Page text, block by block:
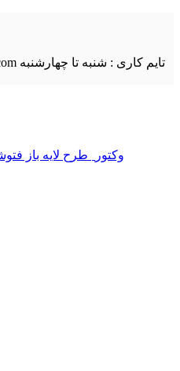
تایم کاری : شنبه تا چهارشنبه
وکتور طرح لایه باز